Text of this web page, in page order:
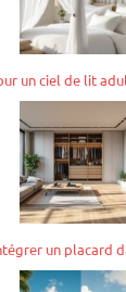
un ciel de lit
un placard